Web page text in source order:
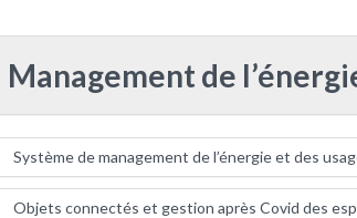
Management de
Système de management de l’énergie et des
Objets connectés et gestion après Covid des